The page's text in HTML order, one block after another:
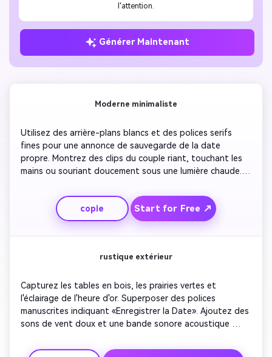
l'attention.
Générer Maintenant
Moderne minimaliste
Utilisez des arrière-plans blancs et des polices serifs
fines pour une annonce de sauvegarde de la date
propre. Montrez des clips du couple riant, touchant les
mains ou souriant doucement sous une lumière chaude.
superpositions de texte avec des transitions simples.
Concentrez-vous sur le minimalisme émotionnel et le
rythme élégant pour transmettre la sincérité et
l'intemporalité.
copie Start for Free ↗
rustique extérieur
Capturez les tables en bois, les prairies vertes et
l'éclairage de l'heure d'or. Superposer des polices
manuscrites indiquant «Enregistrer la Date». Ajoutez des
sons de vent doux et une bande sonore acoustique
l'IA de la campagne. Gardez les transitions douces, en